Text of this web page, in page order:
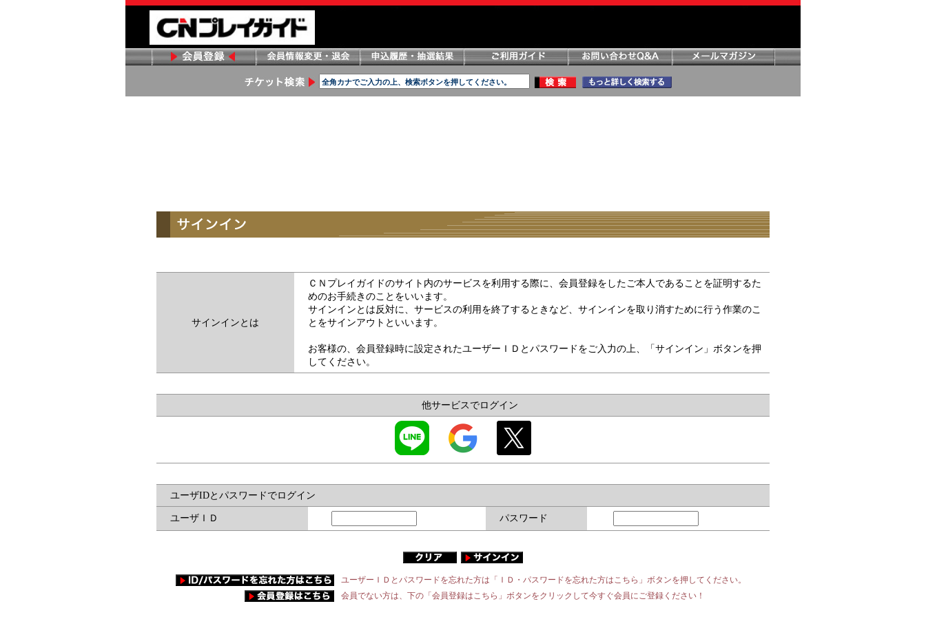
サインインとは
ＣＮプレイガイドのサイト内のサービスを利用する際に、会員登録をしたご本人であることを証明するた
めのお手続きのことをいいます。
サインインとは反対に、サービスの利用を終了するときなど、サインインを取り消すために行う作業のこ
とをサインアウトといいます。
お客様の、会員登録時に設定されたユーザーＩＤとパスワードをご入力の上、「サインイン」ボタンを押
してください。
他サービスでログイン
ユーザIDとパスワードでログイン
ユーザＩＤ パスワード
ユーザーＩＤとパスワードを忘れた方は「ＩＤ・パスワードを忘れた方はこちら」ボタンを押してください。
会員でない方は、下の「会員登録はこちら」ボタンをクリックして今すぐ会員にご登録ください！